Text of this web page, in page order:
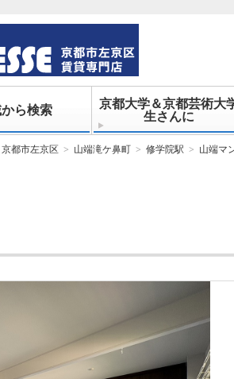
ら検索 京都大学＆京都芸術大
生さんに
京都市左京区 山端滝ケ鼻町 修学院駅 山端マ